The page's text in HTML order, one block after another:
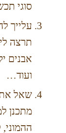
סוגי
עלייך
תרצה
אבנים
ועוד…
שאל את
מתכנן